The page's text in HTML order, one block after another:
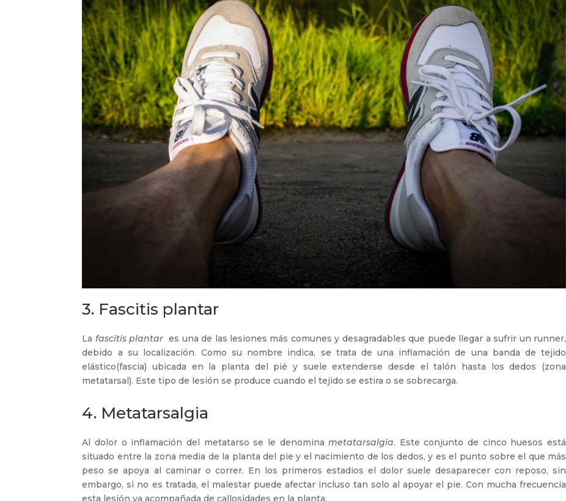
3. Fascitis plantar
La fascitis plantar es una de las lesiones más comunes y desagradables que puede llegar a sufrir un runner,
debido a su localización. Como su nombre indica, se trata de una inflamación de una banda de tejido
elástico(fascia) ubicada en la planta del pié y suele extenderse desde el talón hasta los dedos (zona
metatarsal). Este tipo de lesión se produce cuando el tejido se estira o se sobrecarga.
4. Metatarsalgia
Al dolor o inflamación del metatarso se le denominametatarsalgia. Este conjunto de cinco huesos está
situado entre la zona media de la planta del pie y el nacimiento de los dedos, y es el punto sobre el que más
peso se apoya al caminar o correr. En los primeros estadios el dolor suele desaparecer con reposo, sin
embargo, si no es tratada, el malestar puede afectar incluso tan solo al apoyar el pie. Con mucha frecuencia
esta lesión va acompañada de callosidades en la planta.